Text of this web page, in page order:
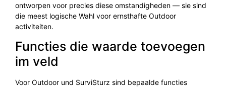
ontworpen voor precies diese omstandigheden — sie sind
die meest logische Wahl voor ernsthafte Outdoor
activiteiten.
Functies die waarde toevoegen
im veld
Voor Outdoor und SurviSturz sind bepaalde functies